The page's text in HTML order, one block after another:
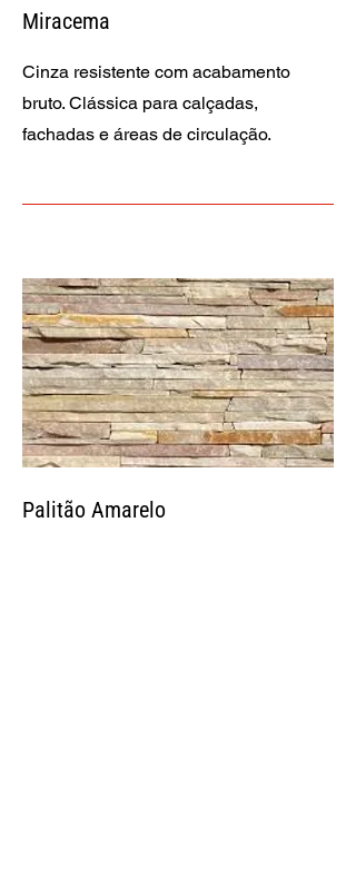
Miracema
Cinza resistente com acabamento
bruto. Clássica para calçadas,
fachadas e áreas de circulação.
Palitão Amarelo